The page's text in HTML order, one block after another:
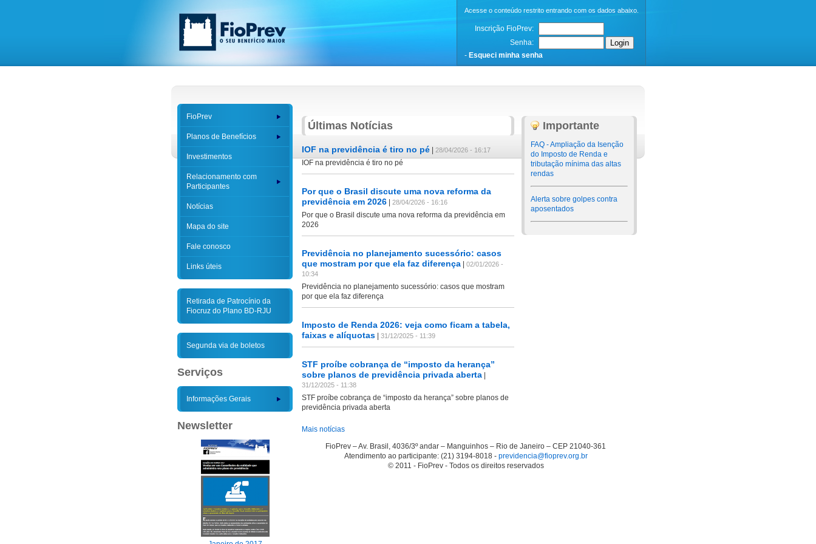
Acesse o conteúdo restrito entrando com os dados abaixo.
Inscrição FioPrev:
Senha:
- Esqueci minha senha
FioPrev
Planos de Benefícios
Investimentos
Relacionamento com
Participantes
Notícias
Mapa do site
Fale conosco
Links úteis
Retirada de Patrocínio da
Fiocruz do Plano BD-RJU
Segunda via de boletos
Serviços
Informações Gerais
Newsletter
Últimas Notícias
IOF na previdência é tiro no pé 28/04/2026 - 16:17
IOF na previdência é tiro no pé
Por que o Brasil discute uma nova reforma da
previdência em 2026
28/04/2026 - 16:16
Por que o Brasil discute uma nova reforma da previdência em
2026
Previdência no planejamento sucessório: casos
que mostram por que ela faz diferença
02/01/2026 -
10:34
Previdência no planejamento sucessório: casos que mostram
por que ela faz diferença
Imposto de Renda 2026: veja como ficam a tabela,
faixas e alíquotas
31/12/2025 - 11:39
STF proíbe cobrança de “imposto da herança”
sobre planos de previdência privada aberta
31/12/2025 - 11:38
STF proíbe cobrança de “imposto da herança” sobre planos de
previdência privada aberta
Mais notícias
Importante
FAQ - Ampliação da Isenção
do Imposto de Renda e
tributação mínima das altas
rendas
Alerta sobre golpes contra
aposentados
FioPrev – Av. Brasil, 4036/3º andar – Manguinhos – Rio de Janeiro – CEP 21040-361
Atendimento ao participante: (21) 3194-8018 - previdencia@fioprev.org.br
© 2011 - FioPrev - Todos os direitos reservados